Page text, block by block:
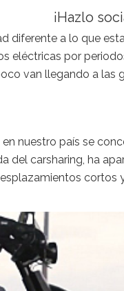
¡Hazlo
diferente a lo que
eléctricas por
van llegando a las
nuestro país se
del carsharing, ha
cortos